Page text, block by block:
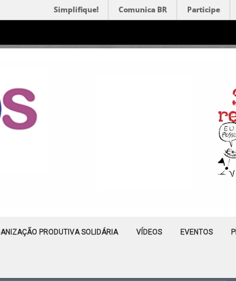
Simplifique! Comunica BR Participe
PRODUTIVA SOLIDÁRIA VÍDEOS EVENTOS